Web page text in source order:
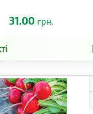
31.00 грн.